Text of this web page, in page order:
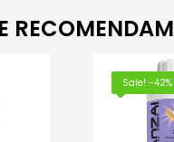
Sale! -42%